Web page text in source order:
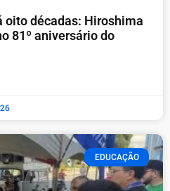
oito décadas: Hiroshima
81º aniversário do
EDUCAÇÃO